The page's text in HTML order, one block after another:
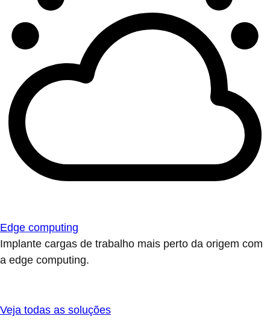
Edge computing
Implante cargas de trabalho mais perto da origem com
a edge computing.
Veja todas as soluções